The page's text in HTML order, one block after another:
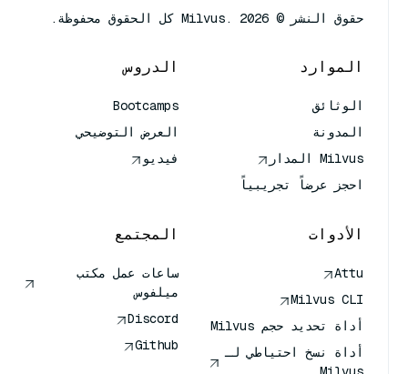
حقوق النشر © Milvus. 2026 كل الحقوق محفوظة.
الموارد
الوثائق
المدونة
Milvus المدار
احجز عرضاً تجريبياً
الدروس
Bootcamps
العرض التوضيحي
فيديو
الأدوات
Attu
Milvus CLI
أداة تحديد حجم Milvus
أداة نسخ احتياطي لـ
المجتمع
ساعات عمل مكتب
ميلفوس
Discord
Github